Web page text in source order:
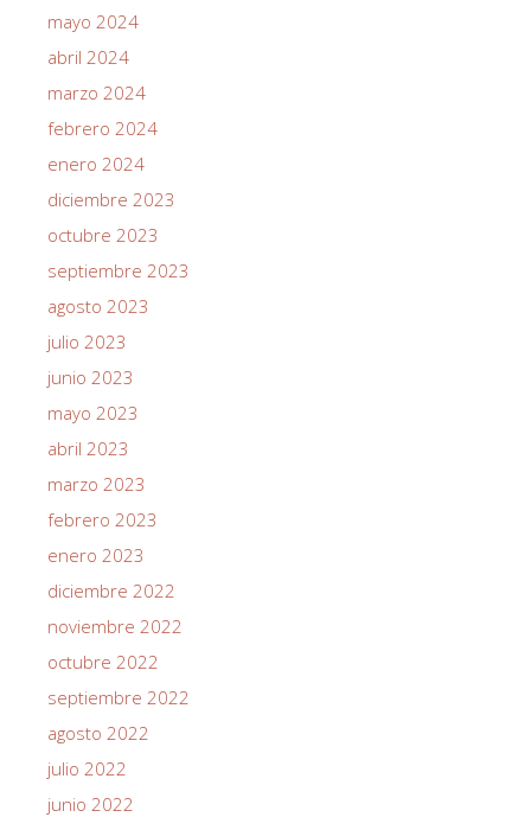
mayo 2024
abril 2024
marzo 2024
febrero 2024
enero 2024
diciembre 2023
octubre 2023
septiembre 2023
agosto 2023
julio 2023
junio 2023
mayo 2023
abril 2023
marzo 2023
febrero 2023
enero 2023
diciembre 2022
noviembre 2022
octubre 2022
septiembre 2022
agosto 2022
julio 2022
junio 2022